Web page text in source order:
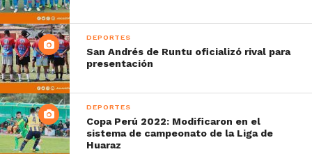
DEPORTES
San Andrés de Runtu oficializó rival para
presentación
DEPORTES
Copa Perú 2022: Modificaron en el
sistema de campeonato de la Liga de
Huaraz